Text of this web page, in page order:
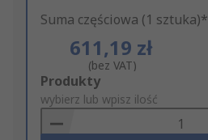
Suma częściowa (1 sztuka)*
611,19 zł
(bez VAT)
Add
to
Basket
Produkty
wybierz lub wpisz ilość